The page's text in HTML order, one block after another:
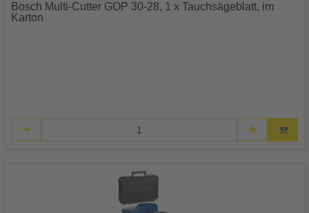
Bosch Multi-Cutter GOP 30-28, 1 x Tauchsägeblatt, im
Karton